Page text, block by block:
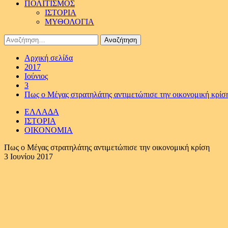
ΠΟΛΙΤΙΣΜΟΣ
ΙΣΤΟΡΙΑ
ΜΥΘΟΛΟΓΙΑ
Αναζήτηση
για:
Αρχική σελίδα
2017
Ιούνιος
3
Πως ο Μέγας στρατηλάτης αντιμετώπισε την οικονομική
ΕΛΛΑΔΑ
ΙΣΤΟΡΙΑ
ΟΙΚΟΝΟΜΙΑ
Πως ο Μέγας στρατηλάτης αντιμετώπισε την οικονομική κρίση
3 Ιουνίου 2017